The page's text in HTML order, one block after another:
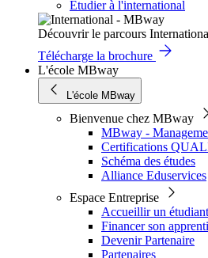
Étudier à l'international
Découvrir le parcours
Télécharge la brochure
L'école MBway
L'école MBway
Bienvenue chez MBway
MBway -
Certifications
Schéma des études
Alliance Eduservices
Espace Entreprise
Accueillir un
Financer son apprenti
Devenir Partenaire
Partenaires